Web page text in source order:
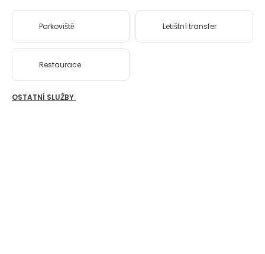
Parkoviště Letištní transfer
Restaurace
OSTATNÍ SLUŽBY